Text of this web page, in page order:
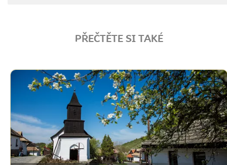
PŘEČTĚTE SI TAKÉ